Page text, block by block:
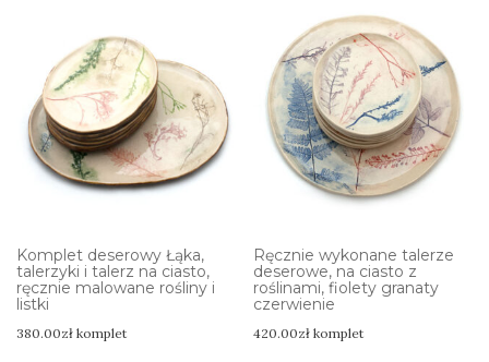
Komplet deserowy Łąka,
talerzyki i talerz na ciasto,
ręcznie malowane rośliny i
listki
380.00zł komplet
Ręcznie wykonane talerze
deserowe, na ciasto z
roślinami, fiolety granaty
czerwienie
420.00zł komplet